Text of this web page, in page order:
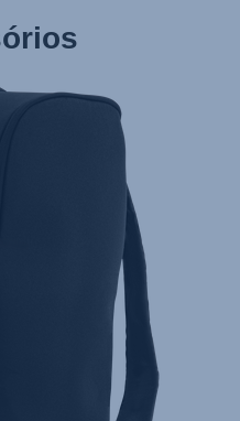
nyelv)
valoda)
română)